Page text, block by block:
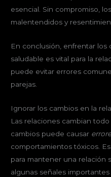
esencial. Sin compromiso,
malentendidos y
En conclusión, enfrentar los
saludable es vital para la
puede evitar errores
parejas.
Ignorar los cambios en la
Las relaciones cambian
cambios puede causar
comportamientos tóxicos.
para mantener una relación
algunas señales